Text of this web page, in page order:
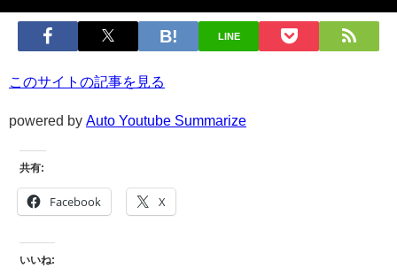
LINE
このサイトの記事を見る
powered by Auto Youtube Summarize
共有:
Facebook X
いいね: